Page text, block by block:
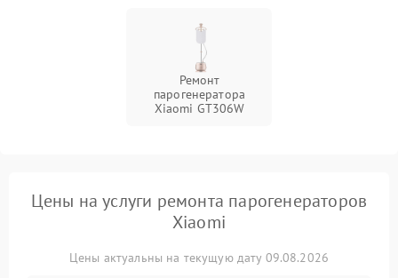
Ремонт
парогенератора
Xiaomi GT306W
Цены на услуги ремонта парогенераторов
Xiaomi
Цены актуальны на текущую дату 09.08.2026